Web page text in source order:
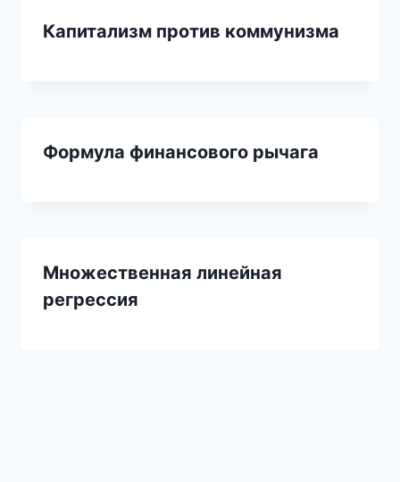
Капитализм против коммунизма
Формула финансового рычага
Множественная линейная
регрессия